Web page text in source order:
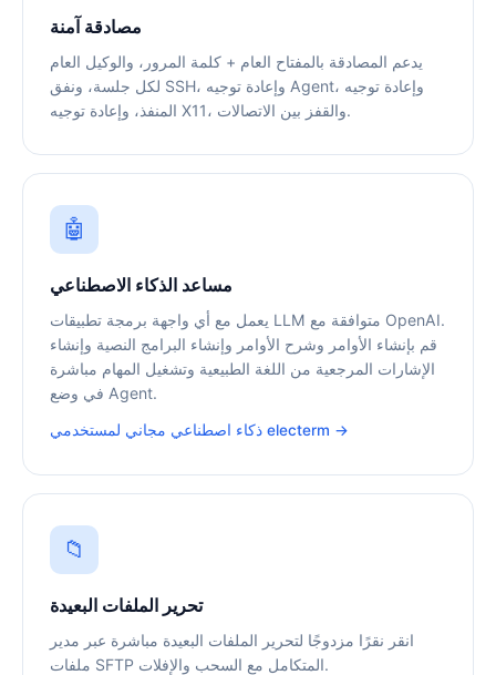
مصادقة آمنة
يدعم المصادقة بالمفتاح العام + كلمة المرور، والوكيل العام
لكل جلسة، ونفق SSH، وإعادة توجيه Agent، وإعادة توجيه
المنفذ، وإعادة توجيه X11، والقفز بين الاتصالات.
🤖
مساعد الذكاء الاصطناعي
يعمل مع أي واجهة برمجة تطبيقات LLM متوافقة مع OpenAI.
قم بإنشاء الأوامر وشرح الأوامر وإنشاء البرامج النصية وإنشاء
الإشارات المرجعية من اللغة الطبيعية وتشغيل المهام مباشرة
في وضع Agent.
ذكاء اصطناعي مجاني لمستخدمي electerm →
📁
تحرير الملفات البعيدة
انقر نقرًا مزدوجًا لتحرير الملفات البعيدة مباشرة عبر مدير
ملفات SFTP المتكامل مع السحب والإفلات.